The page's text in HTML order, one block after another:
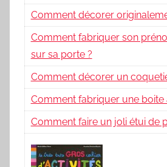
Comment décorer
Comment fabriquer son
sur sa porte ?
Comment décorer un
Comment fabriquer une boite
Comment faire un joli étui de